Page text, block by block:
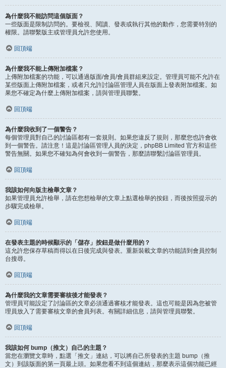
為什麼我不能訪問這個版面？
一些版面是限制訪問的。要檢視、閱讀、發表或執行其他的動作，您需要特別的
權限。請聯繫版主或管理員允許您使用。
回頂端
為什麼我不能上傳附加檔案？
上傳附加檔案的功能，可以通過版面/會員/會員群組來設定。管理員可能不允許在
某些版面上傳附加檔案，或者只允許討論區管理人員在版面上發表附加檔案。如
果您不確定為什麼上傳附加檔案，請與管理員聯繫。
回頂端
為什麼我收到了一個警告？
每個管理員對自己的討論區都有一套規則。如果您違反了規則，那麼您也許會收
到一個警告。請注意！這是討論區管理人員的決定，phpBB Limited 官方和這些
警告無關。如果您不確知為何會收到一個警告，那麼請聯繫討論區管理員。
回頂端
我該如何向版主檢舉文章？
如果管理員允許檢舉，請在您想檢舉的文章上點選檢舉的按鈕，而後按照提示的
步驟完成檢舉。
回頂端
在發表主題的時候顯示的「儲存」按鈕是做什麼用的？
這允許您保存草稿而得以在日後完成與發表。重新裝載文章的功能請到會員控制
台搜尋。
回頂端
為什麼我的文章需要審核後才能發表？
管理員可能設定了討論區的文章必須通過審核才能發表。這也可能是因為您被管
理員放入了需要審核文章的會員列表。有關詳細信息，請與管理員聯繫。
回頂端
我該如何 bump（推文）自己的主題？
當您在瀏覽文章時，點選「推文」連結，可以將自己所發表的主題 bump（推
文）到該版面的第一頁最上頭。如果您看不到這個連結，那麼表示這個功能已經